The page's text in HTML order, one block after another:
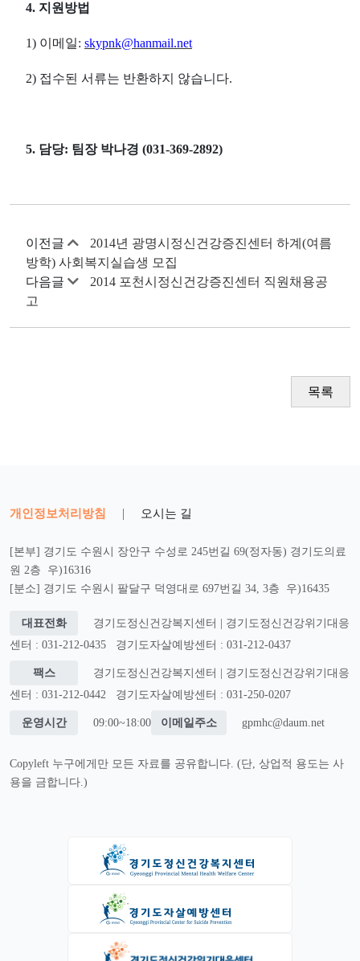
4. 지원방법
1) 이메일: skypnk@hanmail.net
2) 접수된 서류는 반환하지 않습니다.
5. 담당: 팀장 박나경 (031-369-2892)
이전글
2014년 광명시정신건강증진센터 하계(여름
방학) 사회복지실습생 모집
다음글
2014 포천시정신건강증진센터 직원채용공
고
목록
개인정보처리방침 | 오시는 길
[본부] 경기도 수원시 장안구 수성로 245번길 69(정자동) 경기도의료
원 2층 우)16316
[분소] 경기도 수원시 팔달구 덕영대로 697번길 34, 3층 우)16435
대표전화
경기도정신건강복지센터 | 경기도정신건강위기대응
센터 : 031-212-0435
경기도자살예방센터 : 031-212-0437
팩스
경기도정신건강복지센터 | 경기도정신건강위기대응
센터 : 031-212-0442
경기도자살예방센터 : 031-250-0207
운영시간 09:00~18:00 이메일주소 gpmhc@daum.net
Copyleft 누구에게만 모든 자료를 공유합니다. (단, 상업적 용도는 사
용을 금합니다.)